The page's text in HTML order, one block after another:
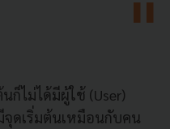
ก็ไม่ได้มีผู้ใช้ (User)
ดเริ่มต้นเหมือนกับคน